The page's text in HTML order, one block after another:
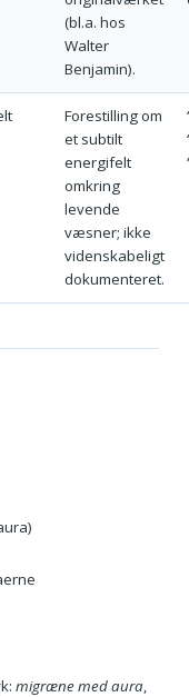
(bl.a. hos
Walter
Benjamin).
Forestilling om
et subtilt
energifelt
omkring
levende
væsner; ikke
videnskabeligt
dokumenteret.
migræne med aura,